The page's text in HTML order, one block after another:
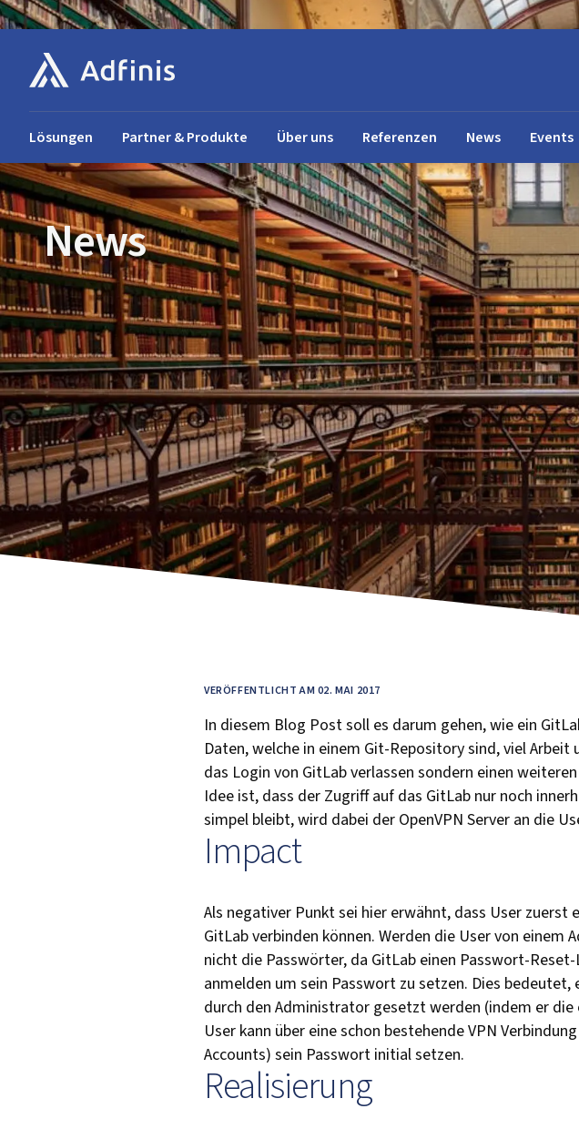
Lösungen Partner & Produkte Über uns Referenzen News Events
News
VERÖFFENTLICHT AM 02. MAI 2017
In diesem Blog Post soll es darum gehen, wie ein
Daten, welche in einem Git-Repository sind, viel
das Login von GitLab verlassen sondern einen
Idee ist, dass der Zugriff auf das GitLab nur noch
simpel bleibt, wird dabei der OpenVPN Server an die
Impact
Als negativer Punkt sei hier erwähnt, dass User
GitLab verbinden können. Werden die User von
nicht die Passwörter, da GitLab einen Passwort-
anmelden um sein Passwort zu setzen. Dies
durch den Administrator gesetzt werden (indem er
User kann über eine schon bestehende VPN
Accounts) sein Passwort initial setzen.
Realisierung